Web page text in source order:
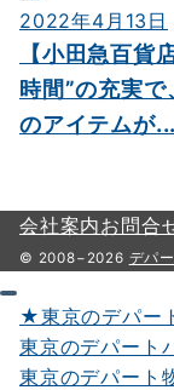
2022年4月13日
【小田急百貨
時間”の充実
のアイテムが...
会社案内お問合
© 2008−2026 デパ
★東京のデパー
東京のデパート
東京のデパート